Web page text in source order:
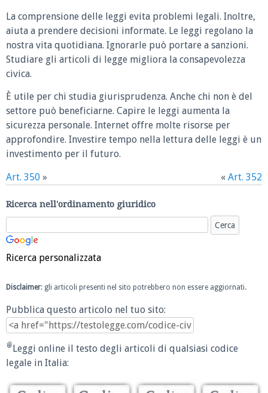
La comprensione delle leggi evita problemi legali. Inoltre,
aiuta a prendere decisioni informate. Le leggi regolano la
nostra vita quotidiana. Ignorarle può portare a sanzioni.
Studiare gli articoli di legge migliora la consapevolezza
civica.
È utile per chi studia giurisprudenza. Anche chi non è del
settore può beneficiarne. Capire le leggi aumenta la
sicurezza personale. Internet offre molte risorse per
approfondire. Investire tempo nella lettura delle leggi è un
investimento per il futuro.
Art. 350 » « Art. 352
Ricerca nell'ordinamento giuridico
Ricerca personalizzata
Disclaimer: gli articoli presenti nel sito potrebbero non essere aggiornati.
Pubblica questo articolo nel tuo sito:
Leggi online il testo degli articoli di qualsiasi codice
legale in Italia: